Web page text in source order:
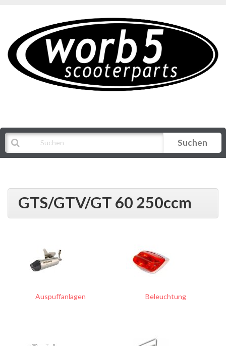
Suchen
GTS/GTV/GT 60 250ccm
Auspuffanlagen Beleuchtung